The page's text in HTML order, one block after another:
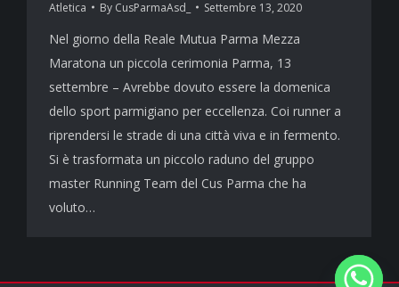
Atletica By CusParmaAsd_ Settembre 13, 2020
Nel giorno della Reale Mutua Parma Mezza
Maratona un piccola cerimonia Parma, 13
settembre – Avrebbe dovuto essere la domenica
dello sport parmigiano per eccellenza. Coi runner a
riprendersi le strade di una città viva e in fermento.
Si è trasformata un piccolo raduno del gruppo
master Running Team del Cus Parma che ha
voluto…